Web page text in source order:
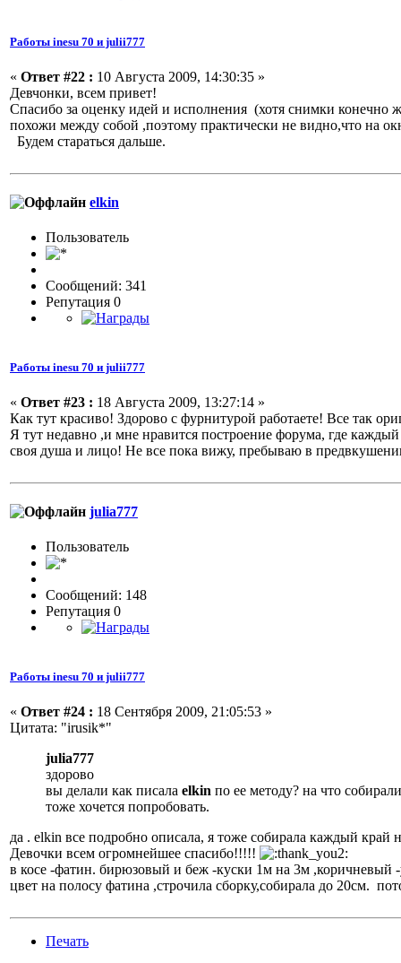
Работы inesu 70 и julii777
« Ответ #22 : 10 Августа 2009, 14:30:35 »
Девчонки, всем привет!
Спасибо за оценку идей и исполнения (хотя снимки конечно
похожи между собой ,поэтому практически не видно,что на
Будем стараться дальше.
elkin
Пользовaтeль
Сообщений: 341
Репутация 0
Работы inesu 70 и julii777
« Ответ #23 : 18 Августа 2009, 13:27:14 »
Как тут красиво! Здорово с фурнитурой работаете! Все так
Я тут недавно ,и мне нравится построение форума, где
своя душа и лицо! Не все пока вижу, пребываю в
julia777
Пользовaтeль
Сообщений: 148
Репутация 0
Работы inesu 70 и julii777
« Ответ #24 : 18 Сентября 2009, 21:05:53 »
Цитата: "irusik*"
julia777
здорово
вы делали как писала elkin по ее методу? на что
тоже хочется попробовать.
да . еlkin все подробно описала, я тоже собирала каждый край
Девочки всем огромнейшее спасибо!!!!!
в косе -фатин. бирюзовый и беж -куски 1м на 3м
цвет на полосу фатина ,строчила сборку,собирала до 20см.
Печать